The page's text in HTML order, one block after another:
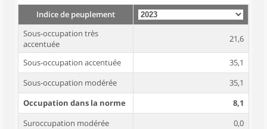
Indice de peuplement
Sous-occupation très
accentuée
21,6
Sous-occupation accentuée
35,1
Sous-occupation modérée
35,1
Occupation dans la norme
8,1
Suroccupation modérée
0,0